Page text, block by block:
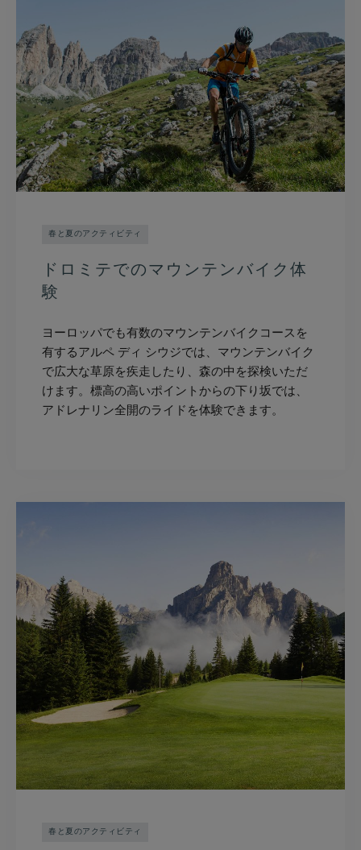
春と夏のアクティビティ
ドロミテでのマウンテンバイク体
験
ヨーロッパでも有数のマウンテンバイクコースを
有するアルペ ディ シウジでは、マウンテンバイク
で広大な草原を疾走したり、森の中を探検いただ
けます。標高の高いポイントからの下り坂では、
アドレナリン全開のライドを体験できます。
春と夏のアクティビティ